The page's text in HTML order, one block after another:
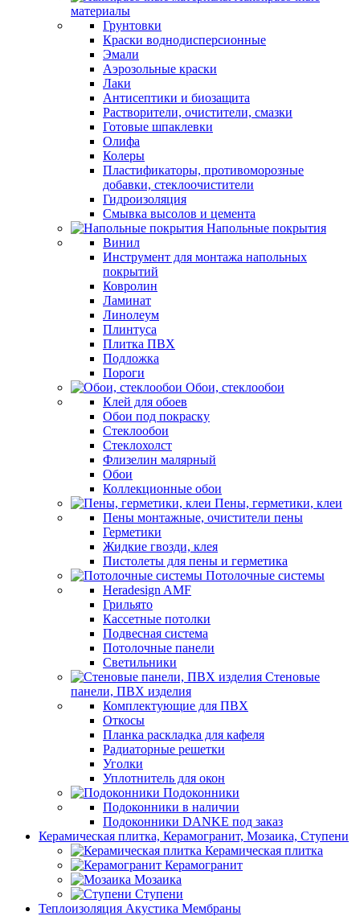
материалы
Грунтовки
Краски воднодисперсионные
Эмали
Аэрозольные краски
Лаки
Антисептики и биозащита
Растворители, очистители, смазки
Готовые шпаклевки
Олифа
Колеры
Пластификаторы, противоморозные
добавки, стеклоочистители
Гидроизоляция
Смывка высолов и цемента
Напольные покрытия
Винил
Инструмент для монтажа напольных
покрытий
Ковролин
Ламинат
Линолеум
Плинтуса
Плитка ПВХ
Подложка
Пороги
Обои, стеклообои
Клей для обоев
Обои под покраску
Стеклообои
Стеклохолст
Флизелин малярный
Обои
Коллекционные обои
Пены, герметики, клеи
Пены монтажные, очистители пены
Герметики
Жидкие гвозди, клея
Пистолеты для пены и герметика
Потолочные системы
Heradesign AMF
Грильято
Кассетные потолки
Подвесная система
Потолочные панели
Светильники
Стеновые
панели, ПВХ изделия
Комплектующие для ПВХ
Откосы
Планка раскладка для кафеля
Радиаторные решетки
Уголки
Уплотнитель для окон
Подоконники
Подоконники в наличии
Подоконники DANKE под заказ
Керамическая плитка, Керамогранит, Мозаика, Ступени
Керамическая плитка
Керамогранит
Мозаика
Ступени
Теплоизоляция Акустика Мембраны